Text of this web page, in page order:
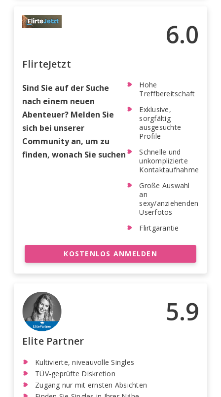
6.0
FlirteJetzt
Sind Sie auf der Suche
nach einem neuen
Abenteuer? Melden Sie
sich bei unserer
Community an, um zu
finden, wonach Sie suchen
Hohe
Treffbereitschaft
Exklusive,
sorgfältig
ausgesuchte
Profile
Schnelle und
unkomplizierte
Kontaktaufnahme
Große Auswahl
an
sexy/anziehenden
Userfotos
Flirtgarantie
KOSTENLOS ANMELDEN
5.9
Elite Partner
Kultivierte, niveauvolle Singles
TÜV-geprüfte Diskretion
Zugang nur mit ernsten Absichten